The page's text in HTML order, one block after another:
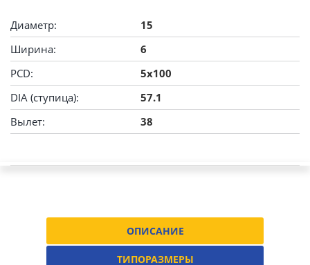
Диаметр:
15
Ширина:
6
PCD:
5x100
DIA (ступица):
57.1
Вылет:
38
ОПИСАНИЕ
ТИПОРАЗМЕРЫ